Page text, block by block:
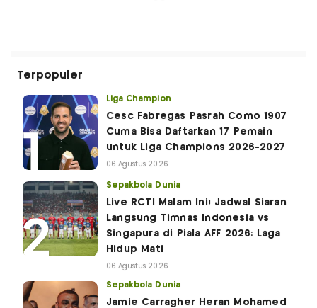
Terpopuler
Liga Champion
Cesc Fabregas Pasrah Como 1907
Cuma Bisa Daftarkan 17 Pemain
untuk Liga Champions 2026-2027
06 Agustus 2026
Sepakbola Dunia
Live RCTI Malam Ini! Jadwal Siaran
Langsung Timnas Indonesia vs
Singapura di Piala AFF 2026: Laga
Hidup Mati
06 Agustus 2026
Sepakbola Dunia
Jamie Carragher Heran Mohamed